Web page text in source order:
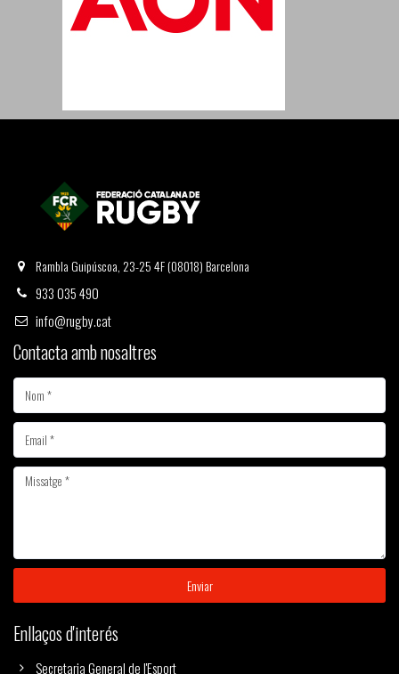
Rambla Guipúscoa, 23-25 4F (08018) Barcelona
933 035 490
info@rugby.cat
Contacta amb nosaltres
Enviar
Enllaços d'interés
Secretaria General de l'Esport